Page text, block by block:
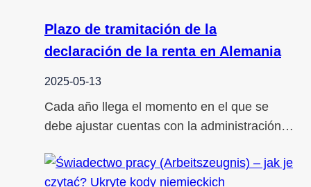
Plazo de tramitación de la
declaración de la renta en Alemania
2025-05-13
Cada año llega el momento en el que se
debe ajustar cuentas con la administración…